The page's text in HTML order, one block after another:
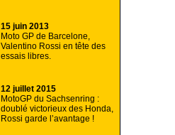
15 juin 2013
Moto GP de Barcelone,
Valentino Rossi en tête des
essais libres.
12 juillet 2015
MotoGP du Sachsenring :
doublé victorieux des Honda,
Rossi garde l’avantage !